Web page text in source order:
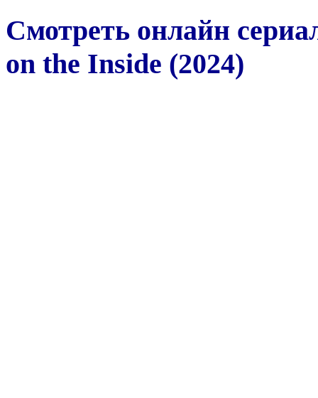
Смотреть онлайн
on the Inside (2024)